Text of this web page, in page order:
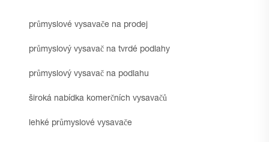
průmyslové vysavače na prodej
průmyslový vysavač na tvrdé podlahy
průmyslový vysavač na podlahu
široká nabídka komerčních vysavačů
lehké průmyslové vysavače